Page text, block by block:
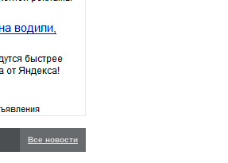
Все новости